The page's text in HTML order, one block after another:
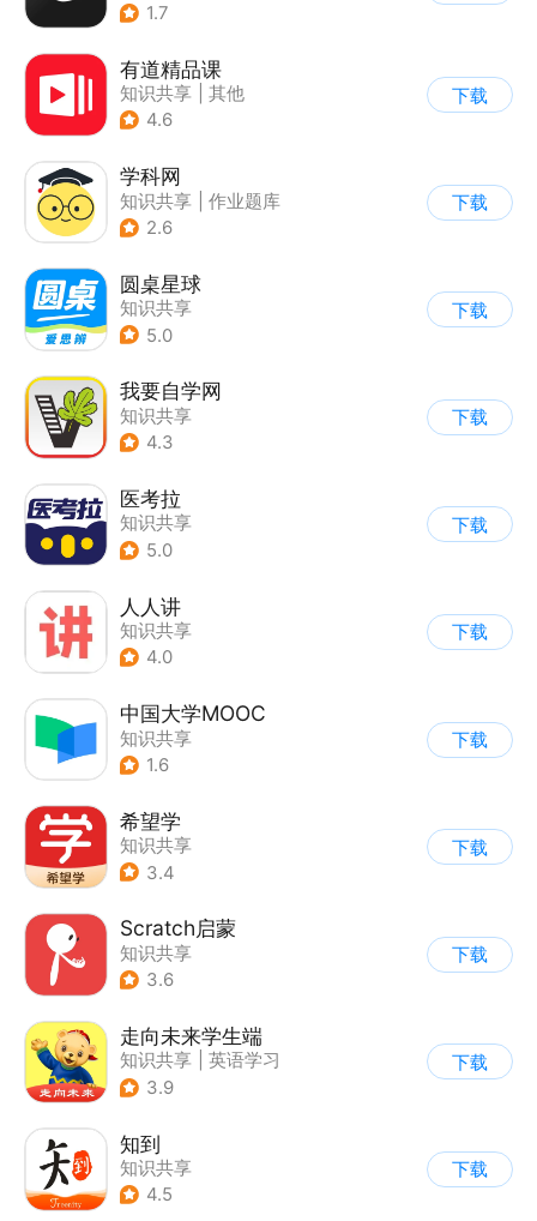
1.7
有道精品课
知识共享
其他
4.6
下载
学科网
知识共享
作业题库
2.6
下载
圆桌星球
知识共享
5.0
下载
我要自学网
知识共享
4.3
下载
医考拉
知识共享
5.0
下载
人人讲
知识共享
4.0
下载
中国大学MOOC
知识共享
1.6
下载
希望学
知识共享
3.4
下载
Scratch启蒙
知识共享
3.6
下载
走向未来学生端
知识共享
英语学习
3.9
下载
知到
知识共享
4.5
下载